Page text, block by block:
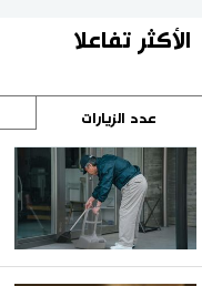
الأكثر تفاعلا
عدد الزيارات